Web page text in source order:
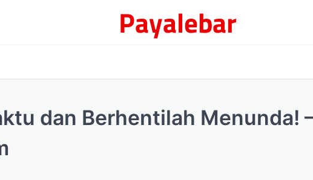
Payalebar
dan Berhentilah Menunda!